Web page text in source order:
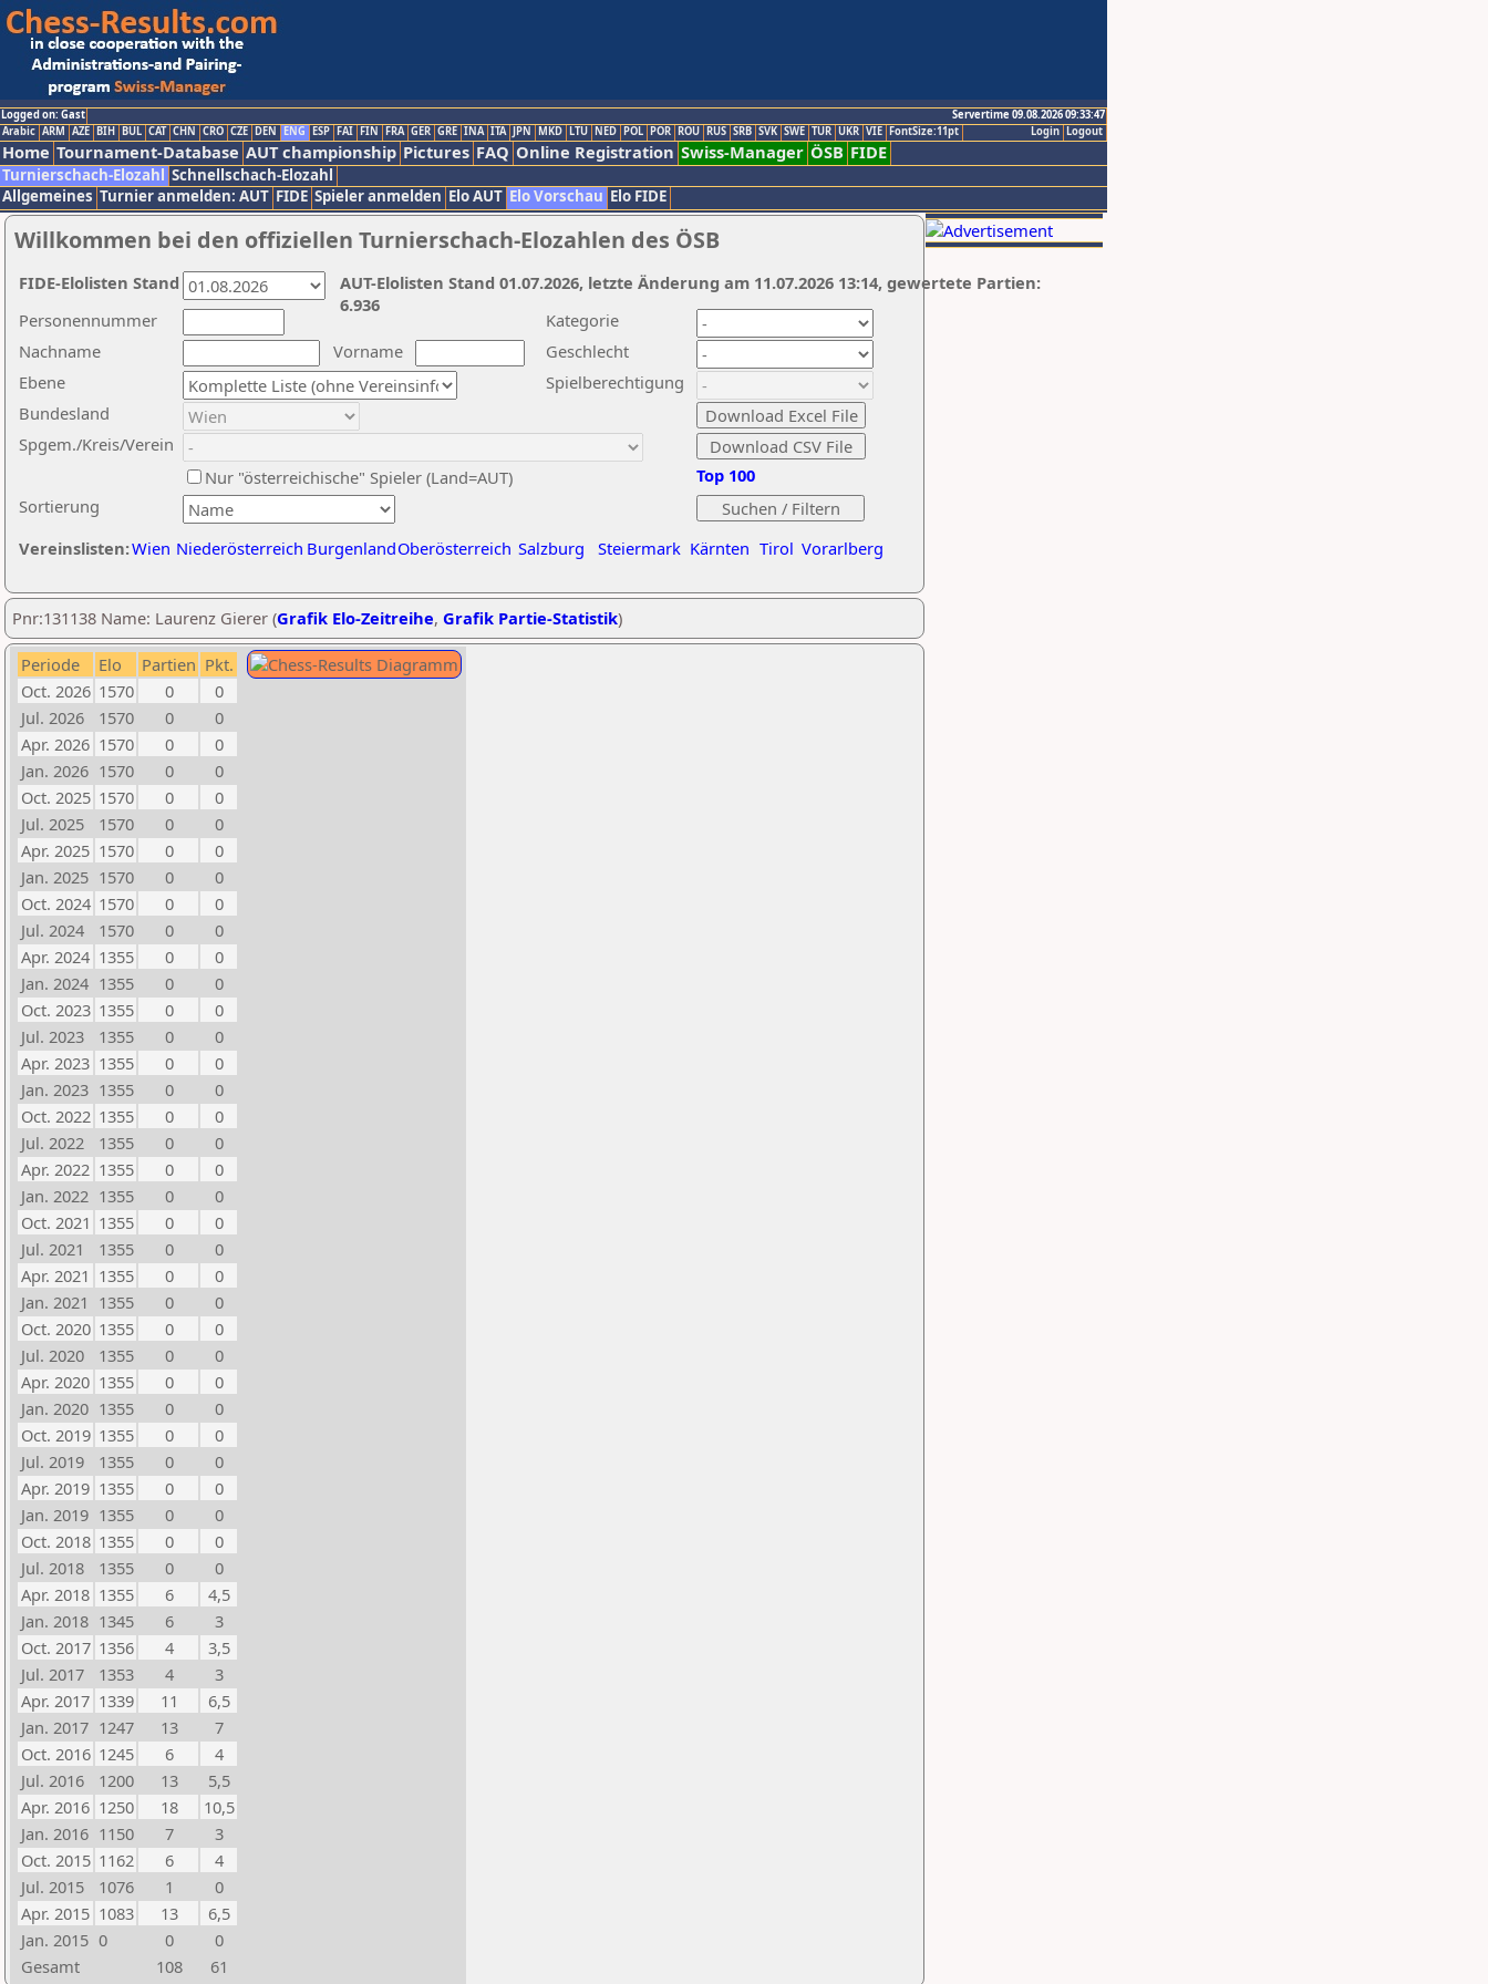
Logged on: Gast
Servertime 09.08.2026 09:33:47
Logout
Login
Arabic ARM AZE BIH BUL CAT CHN CRO CZE DEN ENG ESP FAI FIN FRA GER GRE INA ITA JPN MKD LTU NED POL POR ROU RUS SRB SVK SWE TUR UKR VIE FontSize:11pt
Home Tournament-Database AUT championship Pictures FAQ Online Registration Swiss-Manager ÖSB FIDE
Turnierschach-Elozahl Schnellschach-Elozahl
Allgemeines Turnier anmelden: AUT FIDE Spieler anmelden Elo AUT Elo Vorschau Elo FIDE
Willkommen bei den offiziellen Turnierschach-Elozahlen des ÖSB
Nachname
Vorname
Ebene
Kategorie
Sortierung
Personennummer
Bundesland
Spgem./Kreis/Verein
Geschlecht
Nur "österreichische" Spieler (Land=AUT)
Spielberechtigung
Vereinslisten:Wien Niederösterreich BurgenlandOberösterreich Salzburg Steiermark Kärnten Tirol Vorarlberg
Top 100
AUT-Elolisten Stand 01.07.2026, letzte Änderung am 11.07.2026 13:14, gewertete Partien:
6.936
FIDE-Elolisten Stand
Pnr:131138 Name: Laurenz Gierer (Grafik Elo-Zeitreihe, Grafik Partie-Statistik)
Periode Elo Partien Pkt.
Oct. 2026 1570 0
0
Jul. 2026
1570 0
0
Apr. 2026 1570 0
0
Jan. 2026 1570 0
0
Oct. 2025 1570 0
0
Jul. 2025
1570 0
0
Apr. 2025 1570 0
0
Jan. 2025 1570 0
0
Oct. 2024 1570 0
0
Jul. 2024
1570 0
0
Apr. 2024 1355 0
0
Jan. 2024 1355 0
0
Oct. 2023 1355 0
0
Jul. 2023
1355 0
0
Apr. 2023 1355 0
0
Jan. 2023 1355 0
0
Oct. 2022 1355 0
0
Jul. 2022
1355 0
0
Apr. 2022 1355 0
0
Jan. 2022 1355 0
0
Oct. 2021 1355 0
0
Jul. 2021
1355 0
0
Apr. 2021 1355 0
0
Jan. 2021 1355 0
0
Oct. 2020 1355 0
0
Jul. 2020
1355 0
0
Apr. 2020 1355 0
0
Jan. 2020 1355 0
0
Oct. 2019 1355 0
0
Jul. 2019
1355 0
0
Apr. 2019 1355 0
0
Jan. 2019 1355 0
0
Oct. 2018 1355 0
0
Jul. 2018
1355 0
0
Apr. 2018 1355 6
4,5
Jan. 2018 1345 6
3
Oct. 2017 1356 4
3,5
Jul. 2017
1353 4
3
Apr. 2017 1339 11
6,5
Jan. 2017 1247 13
7
Oct. 2016 1245 6
4
Jul. 2016
1200 13
5,5
Apr. 2016 1250 18
10,5
Jan. 2016 1150 7
3
Oct. 2015 1162 6
4
Jul. 2015
1076 1
0
Apr. 2015 1083 13
6,5
Jan. 2015 0 0
0
Gesamt
108 61